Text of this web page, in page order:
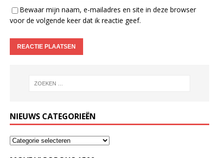
Bewaar mijn naam, e-mailadres en site in deze browser
voor de volgende keer dat ik reactie geef.
NIEUWS CATEGORIEËN